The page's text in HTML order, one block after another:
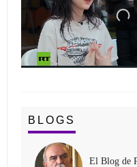
BLOGS
El Blog de